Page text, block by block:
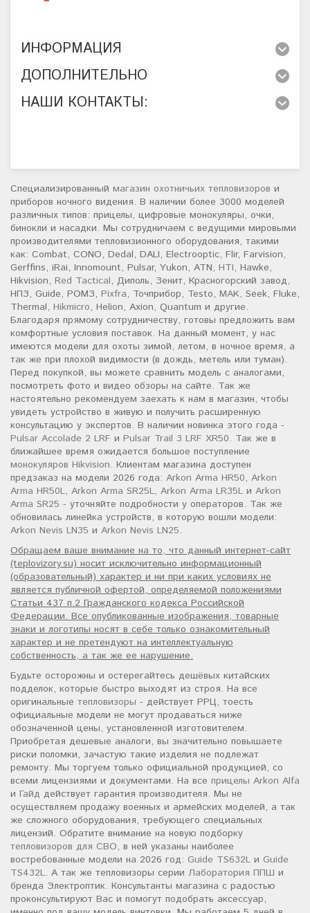
ИНФОРМАЦИЯ
ДОПОЛНИТЕЛЬНО
НАШИ КОНТАКТЫ:
Специализированный магазин охотничьих тепловизоров и
приборов ночного видения. В наличии более 3000 моделей
различных типов: прицелы, цифровые монокуляры, очки,
бинокли и насадки. Мы сотрудничаем с ведущими мировыми
производителями тепловизионного оборудования, такими
как: Combat, CONO, Dedal, DALI, Electrooptic, Flir, Farvision,
Gerffins, iRai, Innomount, Pulsar, Yukon, ATN, HTI, Hawke,
Hikvision, Red Tactical, Диполь, Зенит, Красногорский завод,
НПЗ, Guide, РОМЗ, Pixfra, Точприбор, Testo, MAK, Seek, Fluke,
Thermal, Hikmicro, Helion, Axion, Quantum и другие.
Благодаря прямому сотрудничеству, готовы предложить вам
комфортные условия поставок. На данный момент, у нас
имеются модели для охоты зимой, летом, в ночное время, а
так же при плохой видимости (в дождь, метель или туман).
Перед покупкой, вы можете сравнить модель с аналогами,
посмотреть фото и видео обзоры на сайте. Так же
настоятельно рекомендуем заехать к нам в магазин, чтобы
увидеть устройство в живую и получить расширенную
консультацию у экспертов. В наличии новинка этого года -
Pulsar Accolade 2 LRF и Pulsar Trail 3 LRF XR50. Так же в
ближайшее время ожидается большое поступление
монокуляров Hikvision. Клиентам магазина доступен
предзаказ на модели 2026 года: Arkon Arma HR50, Arkon
Arma HR50L, Arkon Arma SR25L, Arkon Arma LR35L и Arkon
Arma SR25 - уточняйте подробности у операторов. Так же
обновилась линейка устройств, в которую вошли модели:
Arkon Nevis LN35 и Arkon Nevis LN25.
Обращаем ваше внимание на то, что данный интернет-сайт
(teplovizory.su) носит исключительно информационный
(образовательный) характер и ни при каких условиях не
является публичной офертой, определяемой положениями
Статьи 437 п.2 Гражданского кодекса Российской
Федерации. Все опубликованные изображения, товарные
знаки и логотипы носят в себе только ознакомительный
характер и не претендуют на интеллектуальную
собственность, а так же ее нарушение.
Будьте осторожны и остерегайтесь дешёвых китайских
подделок, которые быстро выходят из строя. На все
оригинальные тепловизоры - действует РРЦ, тоесть
официальные модели не могут продаваться ниже
обозначенной цены, установленной изготовителем.
Приобретая дешевые аналоги, вы значительно повышаете
риски поломки, зачастую такие изделия не подлежат
ремонту. Мы торгуем только официальной продукцией, со
всеми лицензиями и документами. На все прицелы Arkon Alfa
и Гайд действует гарантия производителя. Мы не
осуществляем продажу военных и армейских моделей, а так
же сложного оборудования, требующего специальных
лицензий. Обратите внимание на новую подборку
тепловизоров для СВО, в ней указаны наиболее
востребованные модели на 2026 год: Guide TS632L и Guide
TS432L. А так же тепловизоры серии Лаборатория ППШ и
бренда Электроптик. Консультанты магазина с радостью
проконсультируют Вас и помогут подобрать аксессуар,